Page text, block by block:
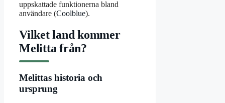
uppskattade funktionerna bland
användare (Coolblue).
Vilket land kommer
Melitta från?
Melittas historia och
ursprung